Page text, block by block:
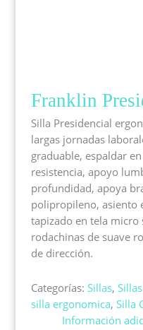
Franklin
Silla Presidencial
largas jornadas
graduable, espaldar
resistencia, apoyo
profundidad, apoya
polipropileno, asiento
tapizado en tela micro
rodachinas de suave
de dirección.
Categorías:Sillas,
silla ergonomica,Silla
Información